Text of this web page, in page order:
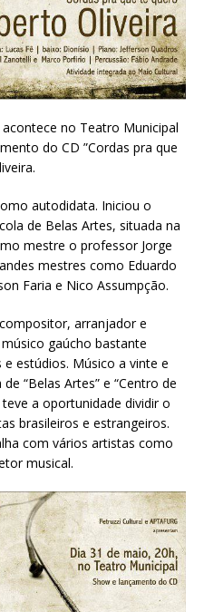
no Teatro Municipal
do CD ”Cordas pra que
autodidata. Iniciou o
de Belas Artes, situada na
mestre o professor Jorge
mestres como Eduardo
Faria e Nico Assumpção.
arranjador e
gaúcho bastante
estúdios. Músico a vinte e
“Belas Artes” e “Centro de
a oportunidade dividir o
brasileiros e estrangeiros.
com vários artistas como
musical.